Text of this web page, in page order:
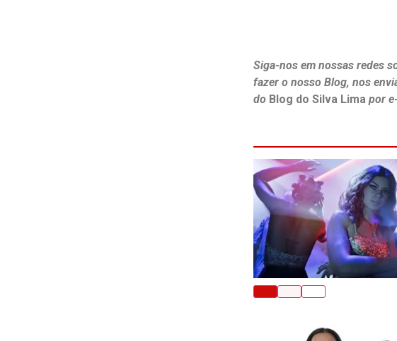
Siga-nos em nossas redes
fazer o nosso Blog, nos
doBlog do Silva Lima por